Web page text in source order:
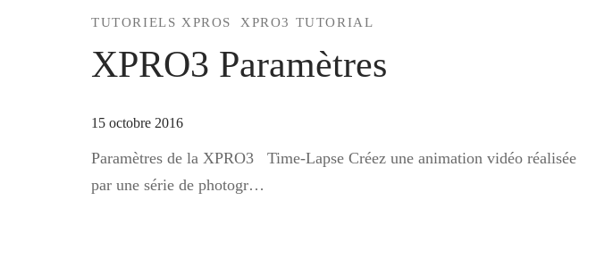
TUTORIELS XPROS XPRO3 TUTORIAL
XPRO3 Paramètres
15 octobre 2016
Paramètres de la XPRO3 Time-Lapse Créez une animation vidéo réalisée
par une série de photogr…